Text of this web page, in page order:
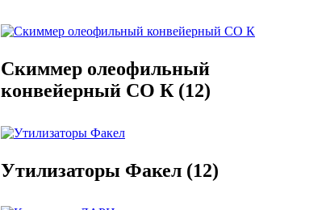
Скиммер олеофильный
конвейерный СО К (12)
Утилизаторы Факел (12)